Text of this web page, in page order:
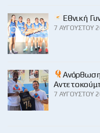
Εθνική
7 ΑΥΓΟΎΣΤΟΥ
7 ΑΥΓΟΎΣΤΟΥ